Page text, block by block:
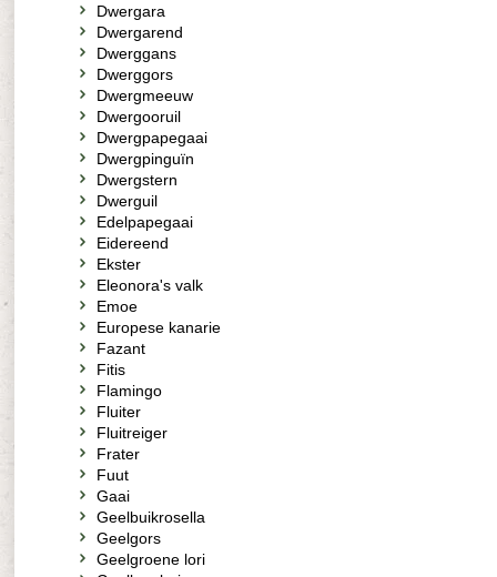
Dwergara
Dwergarend
Dwerggans
Dwerggors
Dwergmeeuw
Dwergooruil
Dwergpapegaai
Dwergpinguïn
Dwergstern
Dwerguil
Edelpapegaai
Eidereend
Ekster
Eleonora's valk
Emoe
Europese kanarie
Fazant
Fitis
Flamingo
Fluiter
Fluitreiger
Frater
Fuut
Gaai
Geelbuikrosella
Geelgors
Geelgroene lori